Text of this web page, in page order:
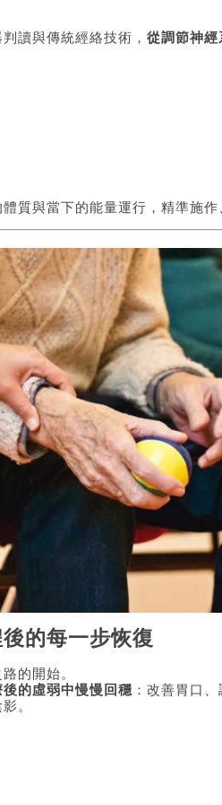
讀與傳統經絡技術， 從調節神經
質與當下的能量運行，精準施作
的每一步恢復
的開始。
的虛弱中慢慢回穩 ：改善胃口
。